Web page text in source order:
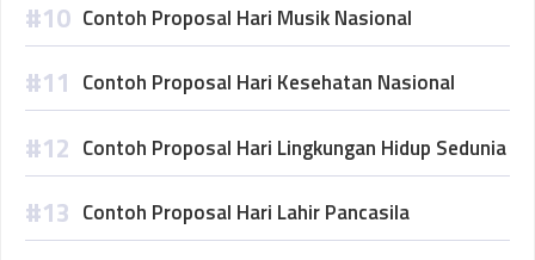
Contoh Proposal Hari Musik Nasional
Contoh Proposal Hari Kesehatan Nasional
Contoh Proposal Hari Lingkungan Hidup Sedunia
Contoh Proposal Hari Lahir Pancasila